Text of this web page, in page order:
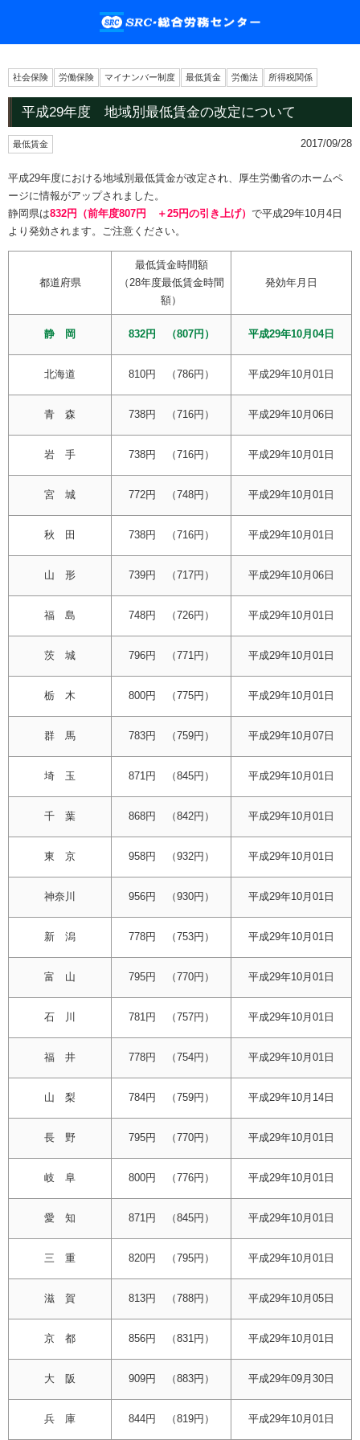
社会保険 労働保険 マイナンバー制度 最低賃金 労働法 所得税関係
平成29年度 地域別最低賃金の改定について
最低賃金 2017/09/28
平成29年度における地域別最低賃金が改定され、厚生労働省のホームペ
ージに情報がアップされました。
静岡県は832円（前年度807円 ＋25円の引き上げ） で平成29年10月4日
より発効されます。ご注意ください。
都道府県
最低賃金時間額
（28年度最低賃金時間
額）
発効年月日
静 岡 832円 （807円） 平成29年10月04日
北海道 810円 （786円） 平成29年10月01日
青 森 738円 （716円） 平成29年10月06日
岩 手 738円 （716円） 平成29年10月01日
宮 城 772円 （748円） 平成29年10月01日
秋 田 738円 （716円） 平成29年10月01日
山 形 739円 （717円） 平成29年10月06日
福 島 748円 （726円） 平成29年10月01日
茨 城 796円 （771円） 平成29年10月01日
栃 木 800円 （775円） 平成29年10月01日
群 馬 783円 （759円） 平成29年10月07日
埼 玉 871円 （845円） 平成29年10月01日
千 葉 868円 （842円） 平成29年10月01日
東 京 958円 （932円） 平成29年10月01日
神奈川 956円 （930円） 平成29年10月01日
新 潟 778円 （753円） 平成29年10月01日
富 山 795円 （770円） 平成29年10月01日
石 川 781円 （757円） 平成29年10月01日
福 井 778円 （754円） 平成29年10月01日
山 梨 784円 （759円） 平成29年10月14日
長 野 795円 （770円） 平成29年10月01日
岐 阜 800円 （776円） 平成29年10月01日
愛 知 871円 （845円） 平成29年10月01日
三 重 820円 （795円） 平成29年10月01日
滋 賀 813円 （788円） 平成29年10月05日
京 都 856円 （831円） 平成29年10月01日
大 阪 909円 （883円） 平成29年09月30日
兵 庫 844円 （819円） 平成29年10月01日